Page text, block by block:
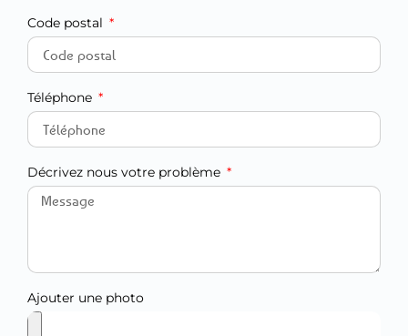
Code postal
Téléphone
Décrivez nous votre problème
Ajouter une photo